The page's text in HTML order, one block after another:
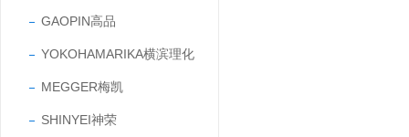
GAOPIN高品
YOKOHAMARIKA横滨理化
MEGGER梅凯
SHINYEI神荣